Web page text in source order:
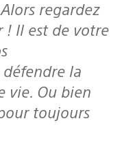
regardez
! Il est de votre
la
vie. Ou bien
toujours